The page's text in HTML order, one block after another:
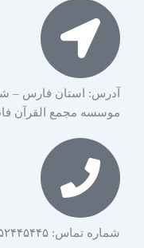
آدرس: استان فارس –
موسسه مجمع القرآن
شماره تماس: ۰۷۱۵۲۴۴۵۴۴۵